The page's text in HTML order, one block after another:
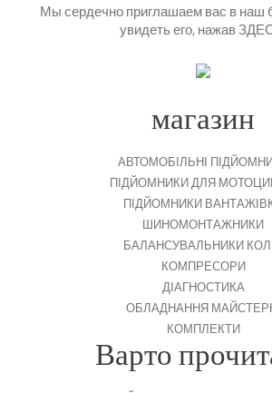
Мы сердечно приглашаем вас в наш
увидеть его, нажав
магазин
АВТОМОБІЛЬНІ
ПІДЙОМНИКИ ДЛЯ
ПІДЙОМНИКИ
ШИНОМОНТАЖНИКИ
БАЛАНСУВАЛЬНИКИ
КОМПРЕСОРИ
ДІАГНОСТИКА
ОБЛАДНАННЯ
КОМПЛЕКТИ
Варто